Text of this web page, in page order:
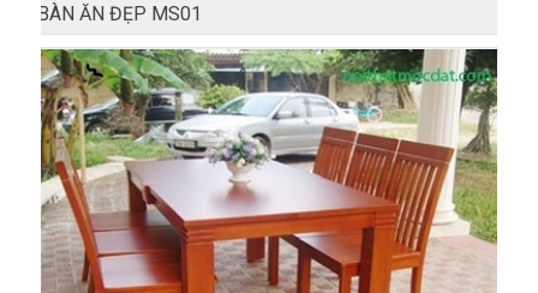
BÀN ĂN ĐẸP MS01